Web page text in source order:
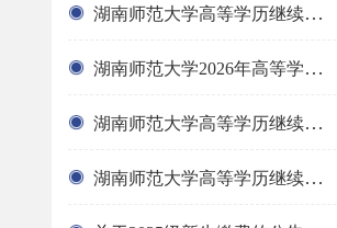
湖南师范大学高等学历继续教育校外教学点名单
湖南师范大学2026年高等学历继续教育招生简章
湖南师范大学高等学历继续教育2026年缴费通知
湖南师范大学高等学历继续教育自助缴费的通知